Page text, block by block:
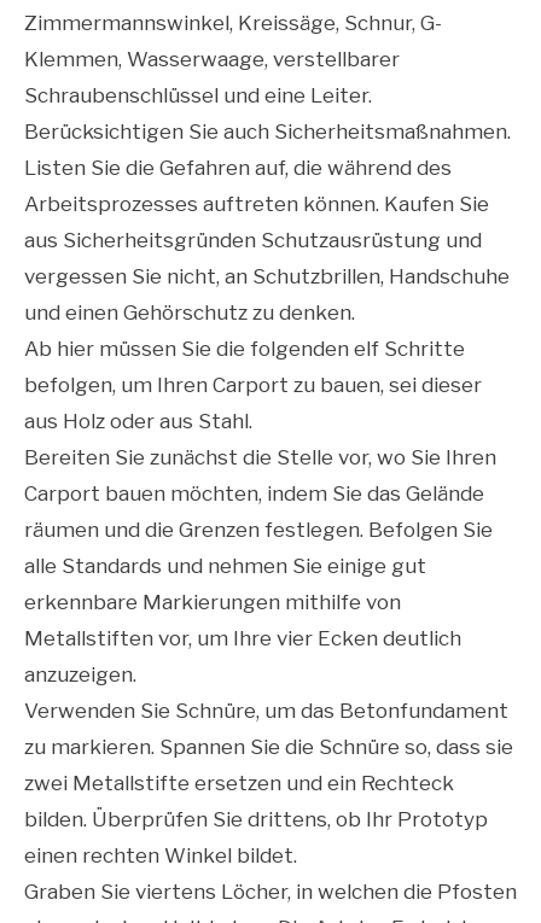
Zimmermannswinkel, Kreissäge, Schnur, G-
Klemmen, Wasserwaage, verstellbarer
Schraubenschlüssel und eine Leiter.
Berücksichtigen Sie auch Sicherheitsmaßnahmen.
Listen Sie die Gefahren auf, die während des
Arbeitsprozesses auftreten können. Kaufen Sie
aus Sicherheitsgründen Schutzausrüstung und
vergessen Sie nicht, an Schutzbrillen, Handschuhe
und einen Gehörschutz zu denken.
Ab hier müssen Sie die folgenden elf Schritte
befolgen, um Ihren Carport zu bauen, sei dieser
aus Holz oder aus Stahl.
Bereiten Sie zunächst die Stelle vor, wo Sie Ihren
Carport bauen möchten, indem Sie das Gelände
räumen und die Grenzen festlegen. Befolgen Sie
alle Standards und nehmen Sie einige gut
erkennbare Markierungen mithilfe von
Metallstiften vor, um Ihre vier Ecken deutlich
anzuzeigen.
Verwenden Sie Schnüre, um das Betonfundament
zu markieren. Spannen Sie die Schnüre so, dass sie
zwei Metallstifte ersetzen und ein Rechteck
bilden. Überprüfen Sie drittens, ob Ihr Prototyp
einen rechten Winkel bildet.
Graben Sie viertens Löcher, in welchen die Pfosten